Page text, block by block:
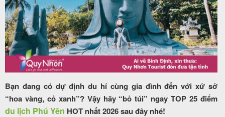
Tour
Phú
Yên
trong
nước
Bạn đang có dự định du hí cùng gia đình đến với xứ sở
“hoa vàng, cỏ xanh”? Vậy hãy “bỏ túi” ngay TOP 25 điểm
du lịch Phú Yên HOT nhất 2026 sau đây nhé!